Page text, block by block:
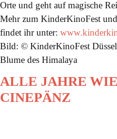
Orte und geht auf magische
Mehr zum KinderKinoFest
findet ihr unter:
Bild: © KinderKinoFest
Blume des Himalaya
ALLE JAHRE
CINEPÄNZ